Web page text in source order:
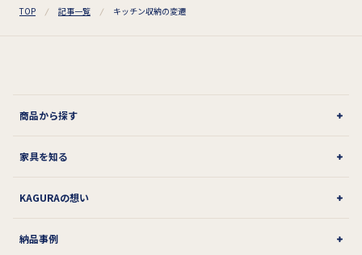
TOP 記事一覧 キッチン収納の変遷
商品から探す
家具を知る
KAGURAの想い
納品事例